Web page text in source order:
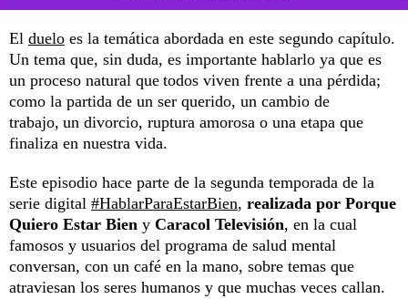
El duelo es la temática abordada en este segundo capítulo.
Un tema que, sin duda, es importante hablarlo ya que es
un proceso natural que todos viven frente a una pérdida;
como la partida de un ser querido, un cambio de
trabajo, un divorcio, ruptura amorosa o una etapa que
finaliza en nuestra vida.
Este episodio hace parte de la segunda temporada de la
serie digital #HablarParaEstarBien, realizada por Porque
Quiero Estar Bien y Caracol Televisión, en la cual
famosos y usuarios del programa de salud mental
conversan, con un café en la mano, sobre temas que
atraviesan los seres humanos y que muchas veces callan.